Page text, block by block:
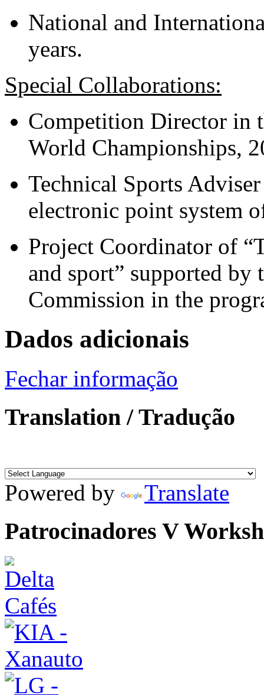
National and
years.
Special Collaborations:
Competition Director in
World Championships,
Technical Sports
electronic point system
Project Coordinator of
and sport” supported by
Commission in the
Dados adicionais
Fechar informação
Translation / Tradução
Powered by Translate
Patrocinadores V